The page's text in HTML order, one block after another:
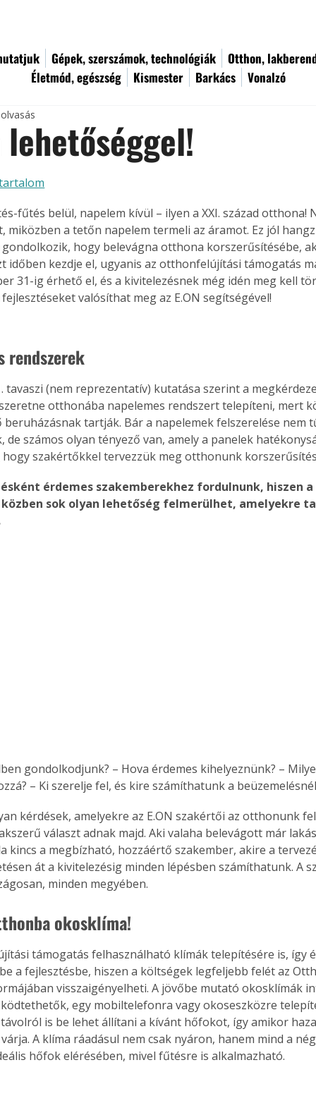
Gépek, szerszámok, technológiák
Otthon,
Életmód, egészség
Kismester Barkács Vonalzó
lehetőséggel!
fűtés belül, napelem kívül – ilyen a XXI. század
miközben a tetőn napelem termeli az áramot. Ez jól
gondolkozik, hogy belevágna otthona korszerűsítésébe,
időben kezdje el, ugyanis az otthonfelújítási támogatás
31-ig érhető el, és a kivitelezésnek még idén meg kell
valósíthat meg az E.ON segítségével!
rendszerek
tavaszi (nem reprezentatív) kutatása szerint a
otthonába napelemes rendszert telepíteni, mert
beruházásnak tartják. Bár a napelemek felszerelése nem
de számos olyan tényező van, amely a panelek
szakértőkkel tervezzük meg otthonunk
érdemes szakemberekhez fordulnunk, hiszen
sok olyan lehetőség felmerülhet, amelyekre
gondolkodjunk? – Hova érdemes kihelyeznünk? –
– Ki szerelje fel, és kire számíthatunk a
kérdések, amelyekre az E.ON szakértői az otthonunk
választ adnak majd. Aki valaha belevágott már
kincs a megbízható, hozzáértő szakember, akire a
át a kivitelezésig minden lépésben számíthatunk. A
minden megyében.
okosklíma!
támogatás felhasználható klímák telepítésére is, így
a fejlesztésbe, hiszen a költségek legfeljebb felét az
visszaigényelheti. A jövőbe mutató okosklímák
egy mobiltelefonra vagy okoseszközre
is be lehet állítani a kívánt hőfokot, így amikor
A klíma ráadásul nem csak nyáron, hanem mind a
hőfok elérésében, mivel fűtésre is alkalmazható.